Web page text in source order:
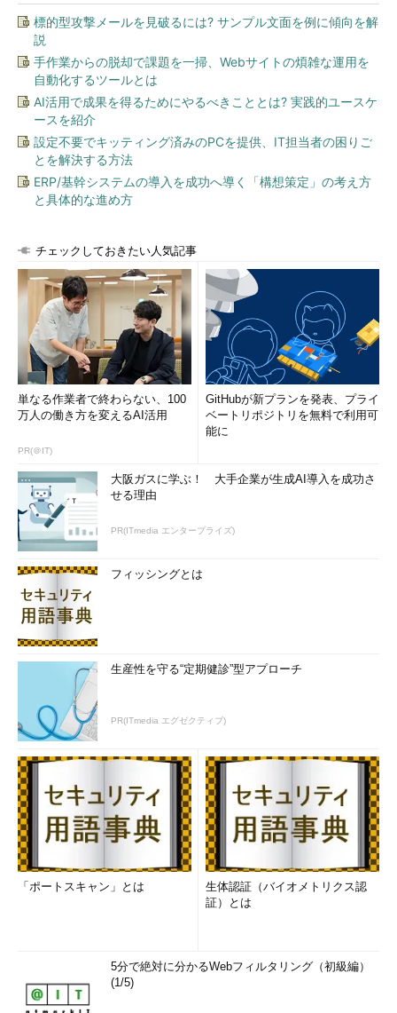
標的型攻撃メールを見破るには? サンプル文面を例に傾向を解
説
手作業からの脱却で課題を一掃、Webサイトの煩雑な運用を
自動化するツールとは
AI活用で成果を得るためにやるべきこととは? 実践的ユースケ
ースを紹介
設定不要でキッティング済みのPCを提供、IT担当者の困りご
とを解決する方法
ERP/基幹システムの導入を成功へ導く「構想策定」の考え方
と具体的な進め方
チェックしておきたい人気記事
単なる作業者で終わらない、100
万人の働き方を変えるAI活用
PR(＠IT)
GitHubが新プランを発表、プライ
ベートリポジトリを無料で利用可
能に
大阪ガスに学ぶ！ 大手企業が生成AI導入を成功さ
せる理由
PR(ITmedia エンタープライズ)
フィッシングとは
生産性を守る“定期健診”型アプローチ
PR(ITmedia エグゼクティブ)
「ポートスキャン」とは
生体認証（バイオメトリクス認
証）とは
5分で絶対に分かるWebフィルタリング（初級編）
(1/5)